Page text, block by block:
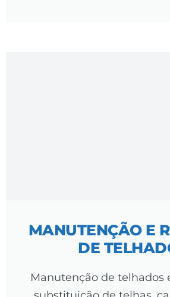
MANUTENÇÃO E
DE
Manutenção de telhados